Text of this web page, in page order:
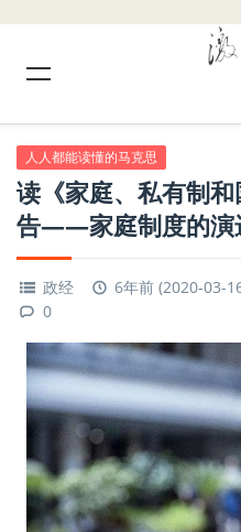
人人都能读懂的马克思
读《家庭、私有制
告——家庭制度的演
政经 6年前 (2020-03-
0